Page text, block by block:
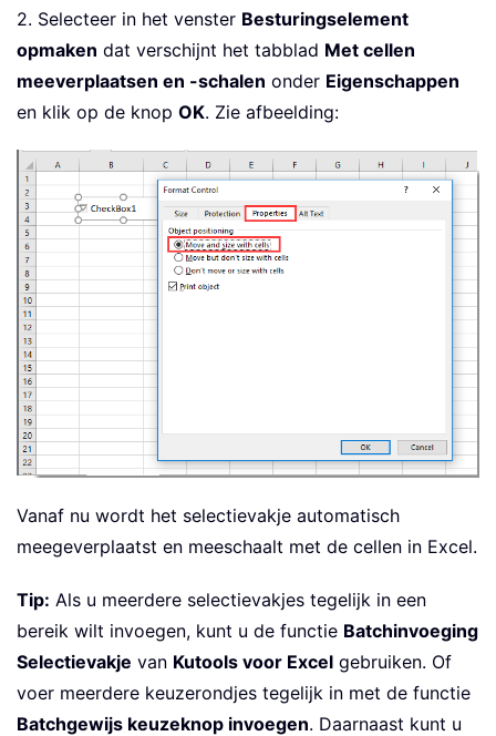
2. Selecteer in het venster Besturingselement
opmaken dat verschijnt het tabblad Met cellen
meeverplaatsen en -schalen onder Eigenschappen
en klik op de knop OK. Zie afbeelding:
Vanaf nu wordt het selectievakje automatisch
meegeverplaatst en meeschaalt met de cellen in Excel.
Tip: Als u meerdere selectievakjes tegelijk in een
bereik wilt invoegen, kunt u de functie Batchinvoeging
Selectievakje van Kutools voor Excel gebruiken. Of
voer meerdere keuzerondjes tegelijk in met de functie
Batchgewijs keuzeknop invoegen. Daarnaast kunt u